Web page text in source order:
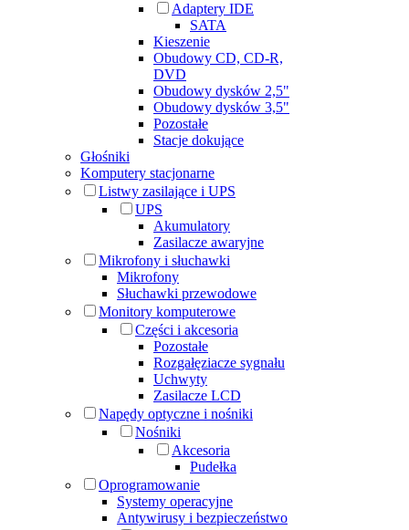
Adaptery IDE
SATA
Kieszenie
Obudowy CD, CD-R,
DVD
Obudowy dysków 2,5"
Obudowy dysków 3,5"
Pozostałe
Stacje dokujące
Głośniki
Komputery stacjonarne
Listwy zasilające i UPS
UPS
Akumulatory
Zasilacze awaryjne
Mikrofony i słuchawki
Mikrofony
Słuchawki przewodowe
Monitory komputerowe
Części i akcesoria
Pozostałe
Rozgałęziacze sygnału
Uchwyty
Zasilacze LCD
Napędy optyczne i nośniki
Nośniki
Akcesoria
Pudełka
Oprogramowanie
Systemy operacyjne
Antywirusy i bezpieczeństwo